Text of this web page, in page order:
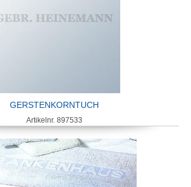
GERSTENKORNTUCH
Artikelnr. 897533